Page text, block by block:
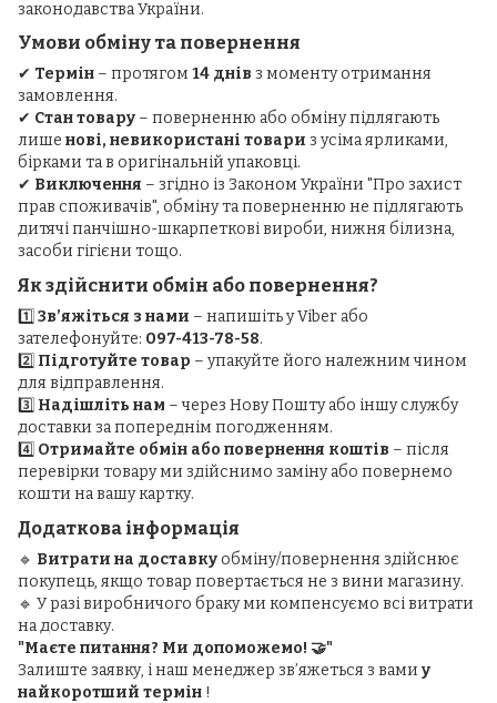
законодавства України.
Умови обміну та повернення
✔ Термін – протягом 14 днів з моменту отримання
замовлення.
✔ Стан товару – поверненню або обміну підлягають
лише нові, невикористані товари з усіма ярликами,
бірками та в оригінальній упаковці.
✔ Виключення – згідно із Законом України "Про захист
прав споживачів", обміну та поверненню не підлягають
дитячі панчішно-шкарпеткові вироби, нижня білизна,
засоби гігієни тощо.
Як здійснити обмін або повернення?
1️⃣ Зв’яжіться з нами – напишіть у Viber або
зателефонуйте: 097-413-78-58.
2️⃣ Підготуйте товар – упакуйте його належним чином
для відправлення.
3️⃣ Надішліть нам – через Нову Пошту або іншу службу
доставки за попереднім погодженням.
4️⃣ Отримайте обмін або повернення коштів – після
перевірки товару ми здійснимо заміну або повернемо
кошти на вашу картку.
Додаткова інформація
🔹 Витрати на доставкуобміну/повернення здійснює
покупець, якщо товар повертається не з вини магазину.
🔹 У разі виробничого браку ми компенсуємо всі витрати
на доставку.
"Маєте питання? Ми допоможемо! 🤝"
Залиште заявку, і наш менеджер зв’яжеться з вами у
найкоротший термін !